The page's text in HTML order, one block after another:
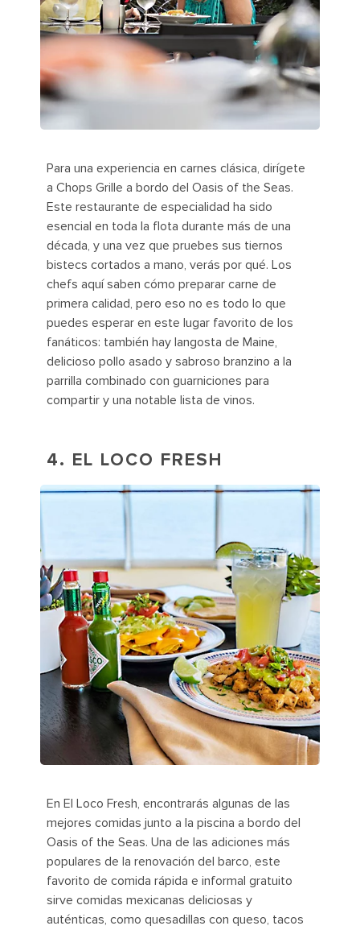
Para una experiencia en carnes clásica, dirígete
a Chops Grille a bordo del Oasis of the Seas.
Este restaurante de especialidad ha sido
esencial en toda la flota durante más de una
década, y una vez que pruebes sus tiernos
bistecs cortados a mano, verás por qué. Los
chefs aquí saben cómo preparar carne de
primera calidad, pero eso no es todo lo que
puedes esperar en este lugar favorito de los
fanáticos: también hay langosta de Maine,
delicioso pollo asado y sabroso branzino a la
parrilla combinado con guarniciones para
compartir y una notable lista de vinos.
4. EL LOCO FRESH
En El Loco Fresh, encontrarás algunas de las
mejores comidas junto a la piscina a bordo del
Oasis of the Seas. Una de las adiciones más
populares de la renovación del barco, este
favorito de comida rápida e informal gratuito
sirve comidas mexicanas deliciosas y
auténticas, como quesadillas con queso, tacos